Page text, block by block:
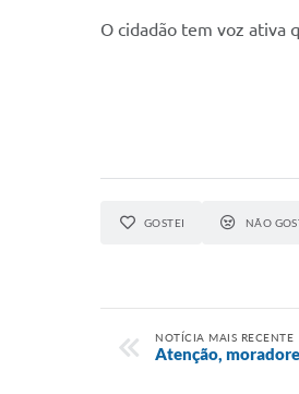
O cidadão tem voz ativa
GOSTEI NÃO
NOTÍCIA MAIS RECENTE
Atenção,